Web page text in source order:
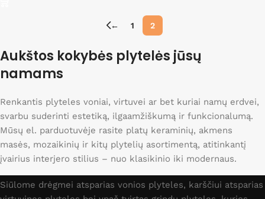
← 1 2
Aukštos kokybės plytelės jūsų
namams
Renkantis plyteles voniai, virtuvei ar bet kuriai namų erdvei,
svarbu suderinti estetiką, ilgaamžiškumą ir funkcionalumą.
Mūsų el. parduotuvėje rasite platų keraminių, akmens
masės, mozaikinių ir kitų plytelių asortimentą, atitinkantį
įvairius interjero stilius – nuo klasikinio iki modernaus.
Siūlome drėgmei atsparias vonios plyteles, karščiui atsparias